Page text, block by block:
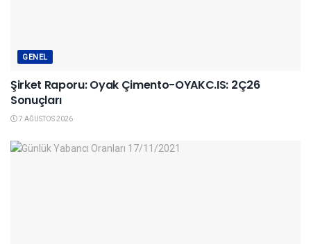
GENEL
Şirket Raporu: Oyak Çimento-OYAKC.IS: 2Ç26
Sonuçları
7 AĞUSTOS 2026